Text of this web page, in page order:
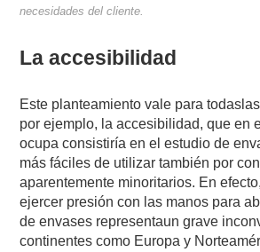
necesidades del cliente.
La accesibilidad
Este planteamiento vale para
por ejemplo, la accesibilidad, que en
ocupa consistiría en el estudio de
más fáciles de utilizar también por
aparentemente minoritarios. En
ejercer presión con las manos para
de envases representaun grave
continentes como Europa y